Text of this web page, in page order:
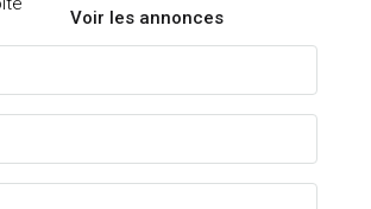
Voir les annonces